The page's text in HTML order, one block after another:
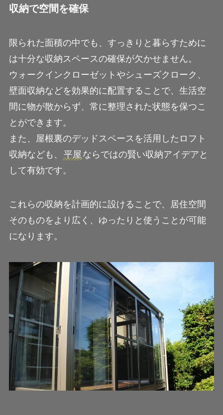
収納で空間を確保
限られた面積の中でも、すっきりと暮らすために
は十分な収納スペースの確保が欠かせません。
ウォークインクローゼットやシューズクローク、
壁面収納などを効果的に配置することで、生活空
間に物が散からず、常に整理された状態を保つこ
とができます。
また、屋根裏のデッドスペースを活用したロフト
収納なども、
平屋 ならではの賢い収納アイデアと
して有効です。
これらの収納を計画的に設けることで、居住空間
そのものをより広く、ゆったりと使うことが可能
になります。